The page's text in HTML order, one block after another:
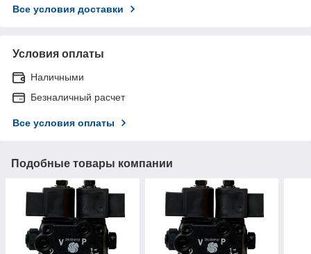
Все условия доставки
Условия оплаты
Наличными
Безналичный расчет
Все условия оплаты
Подобные товары компании